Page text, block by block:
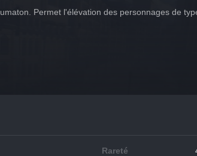
Permet l'élévation des personnages de
Rareté